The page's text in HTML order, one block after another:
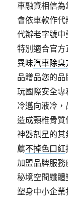
車融資相信
會依車款作
代辦老字號
特別適合官
異味汽車除臭
品贈品您的品
玩國際安全
冷邁向液冷
造成頸椎骨
神器剋星的
薦不掉色口紅
加盟品牌服務
秘境空間纖
塑身中小企